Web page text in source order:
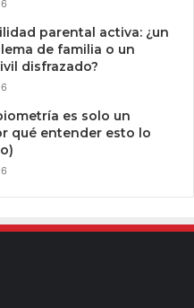
parental activa: ¿un
de familia o un
disfrazado?
es solo un
qué entender esto lo